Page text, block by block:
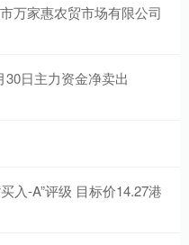
万家惠农贸市场有限公司
日主力资金净卖出
入-A”评级 目标价14.27港